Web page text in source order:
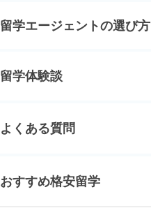
留学エージェントの選び方
留学体験談
よくある質問
おすすめ格安留学